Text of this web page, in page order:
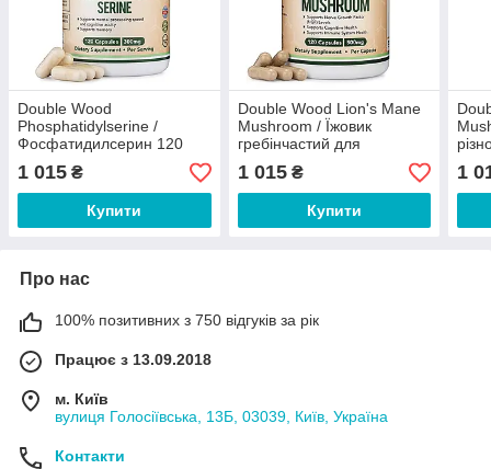
Double Wood
Phosphatidylserine /
Фосфатидилсерин 120
капсул
1 015 ₴
Купити
Double Wood Lion's Mane
Mushroom / Їжовик
гребінчастий для
когнітивного здоров'я 120
капсул
1 015₴
Купити
1
Про нас
100% позитивних з 750 відгуків за рік
Працює з 13.09.2018
м. Київ
вулиця Голосіївська, 13Б, 03039, Київ, Україна
Контакти